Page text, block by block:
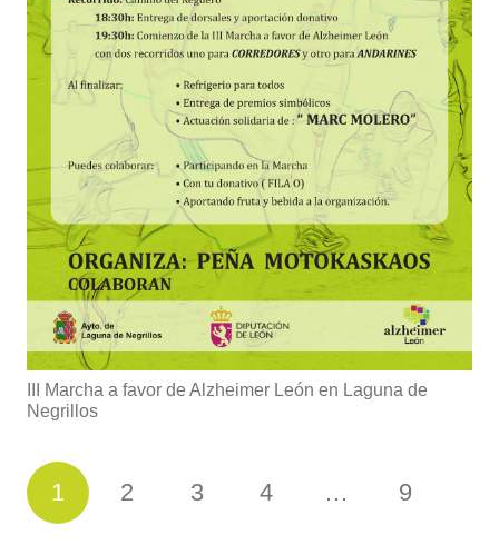
III Marcha a favor de Alzheimer León en Laguna de
Negrillos
1 2 3 4 … 9